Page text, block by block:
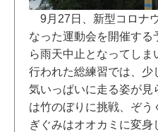
9月27日、新型コロナ
なった運動会を開催す
ら雨天中止となってしま
行われた総練習では、少
気いっぱいに走る姿が見
は竹のぼりに挑戦、ぞう
ぎぐみはオオカミに変身